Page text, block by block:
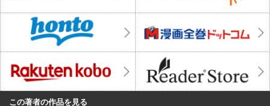
この著者の作品を見る